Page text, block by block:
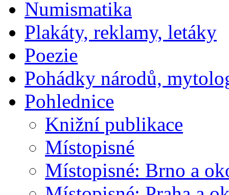
Numismatika
Plakáty, reklamy, letáky
Poezie
Pohádky národů,
Pohlednice
Knižní publikace
Místopisné
Místopisné: Brno a